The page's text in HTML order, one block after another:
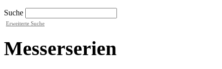
Suche
Erweiterte Suche
Messerserien